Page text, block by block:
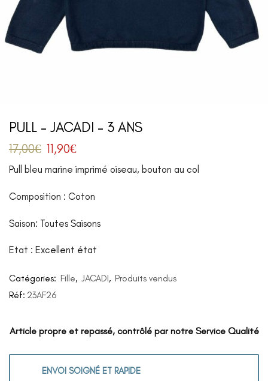
PULL – JACADI – 3 ANS
17,00€ 11,90€
Pull bleu marine imprimé oiseau, bouton au col
Composition : Coton
Saison: Toutes Saisons
Etat : Excellent état
Catégories: Fille, JACADI, Produits vendus
Réf: 23AF26
Article propre et repassé, contrôlé par notre Service Qualité
ENVOI SOIGNÉ ET RAPIDE